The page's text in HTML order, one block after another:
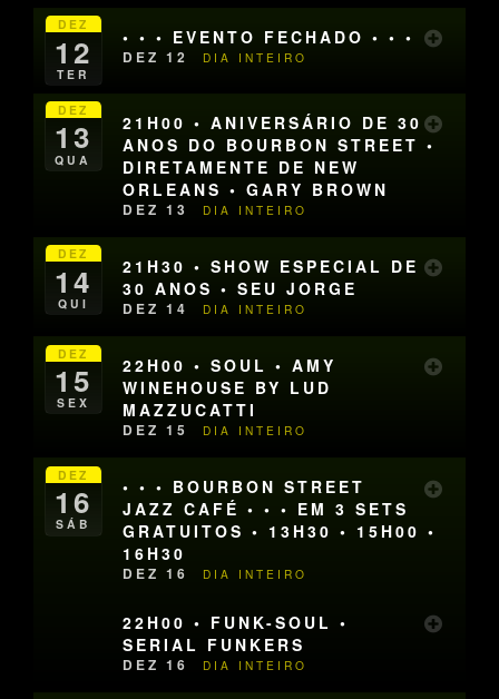
DEZ
12
TER
• • • EVENTO FECHADO • • •
DEZ 12 DIA INTEIRO
DEZ
13
QUA
21H00 • ANIVERSÁRIO DE 30
ANOS DO BOURBON STREET •
DIRETAMENTE DE NEW
ORLEANS • GARY BROWN
DEZ 13 DIA INTEIRO
DEZ
14
QUI
21H30 • SHOW ESPECIAL DE
30 ANOS • SEU JORGE
DEZ 14 DIA INTEIRO
DEZ
15
SEX
22H00 • SOUL • AMY
WINEHOUSE BY LUD
MAZZUCATTI
DEZ 15 DIA INTEIRO
DEZ
16
SÁB
• • • BOURBON STREET
JAZZ CAFÉ • • • EM 3 SETS
GRATUITOS • 13H30 • 15H00 •
16H30
DEZ 16 DIA INTEIRO
22H00 • FUNK-SOUL •
SERIAL FUNKERS
DEZ 16 DIA INTEIRO